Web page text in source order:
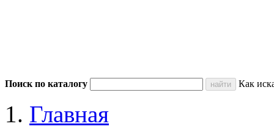
Поиск по каталогу Как
Главная